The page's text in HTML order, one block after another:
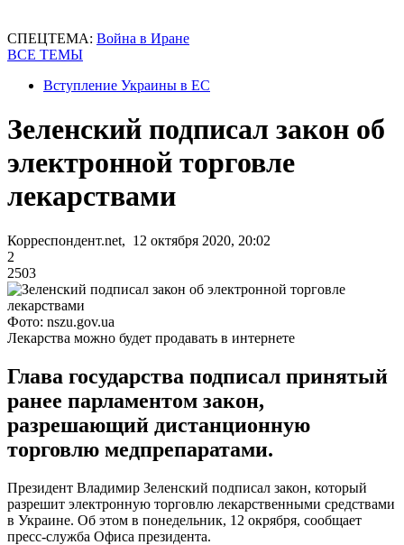
СПЕЦТЕМА: Война в Иране
ВСЕ ТЕМЫ
Вступление Украины в ЕС
Зеленский подписал закон об
электронной торговле
лекарствами
Корреспондент.net, 12 октября 2020, 20:02
2
2503
Фото: nszu.gov.ua
Лекарства можно будет продавать в интернете
Глава государства подписал принятый
ранее парламентом закон,
разрешающий дистанционную
торговлю медпрепаратами.
Президент Владимир Зеленский подписал закон, который
разрешит электронную торговлю лекарственными средствами
в Украине. Об этом в понедельник, 12 окрября, сообщает
пресс-служба Офиса президента.